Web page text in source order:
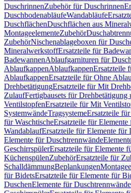
DuschrinnenZubehör für Duschrinnen
DuschbodenabläufeWandabläufe
DuschflächenDuschflächen aus
MontageelementeZubehör
ZubehörNischenablageboxen für
MineralwerkstoffErsatzteile für
BadewannenAblaufgarnituren für
AblaufkappenAblaufkappenErsatzteile
AblaufkappenErsatzteile für Ohne
DrehbetätigungErsatzteile für Mit
ZulaufFertigbausets für Drehbetätigung
VentilstopfenErsatzteile für Mit
SystemwändeTragsystemeErsatzteile
für WaschtischeErsatzteile für Elemente
WandablaufErsatzteile für Elemente für
Elemente für Duschtrennwände
GeschirrspülerErsatzteile für Elemente
KüchenspülenZubehörErsatzteile für
SchalldämmungBeplankungen
für BidetsErsatzteile für Elemente für
DuschenElemente für Duschtrennwände